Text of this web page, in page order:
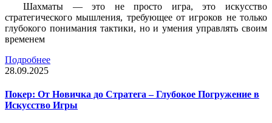
Шахматы — это не просто игра, это искусство
стратегического мышления, требующее от игроков не только
глубокого понимания тактики, но и умения управлять своим
временем
Подробнее
28.09.2025
Покер: От Новичка до Стратега – Глубокое Погружение в
Искусство Игры